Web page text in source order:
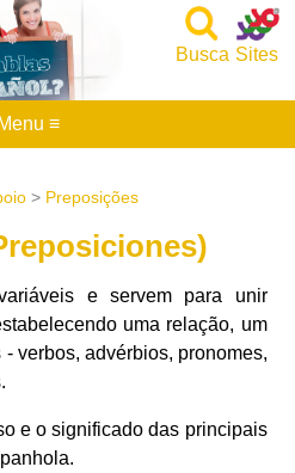
Sites
Busca
> Preposições
e servem para unir
uma relação, um
verbos, advérbios, pronomes,
e o significado das principais